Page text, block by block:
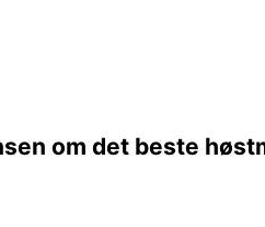
om det beste